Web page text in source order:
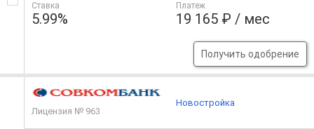
Ставка
5.99%
Платеж
19 165 ₽ / мес
Получить одобрение
Лицензия № 963
Новостройка